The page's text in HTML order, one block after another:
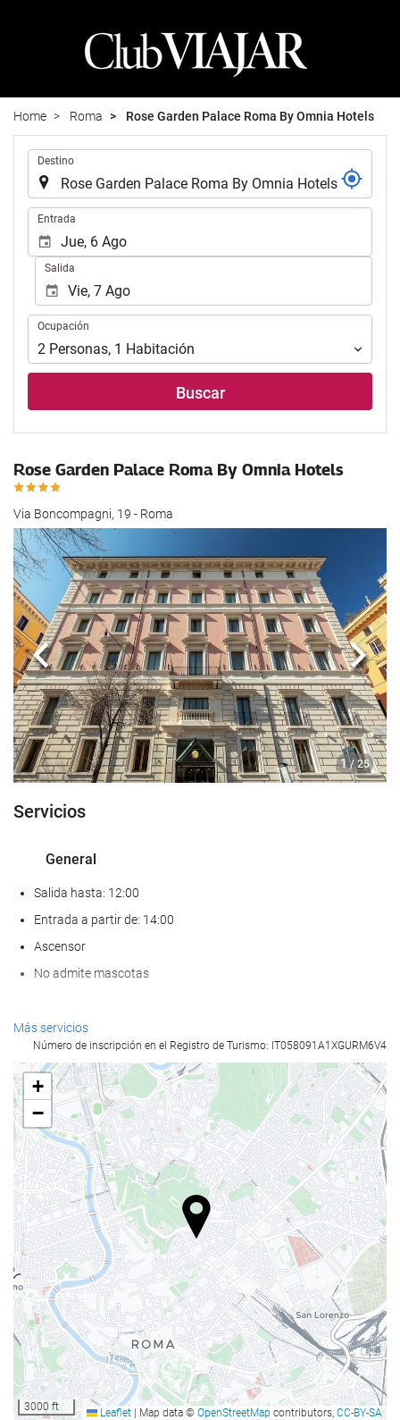
Home Roma Rose Garden Palace Roma By Omnia Hotels
Destino
Entrada
Salida
Ocupación
Ocupación
2 Personas, 1 Habitación
Buscar
Rose Garden Palace Roma By Omnia Hotels
Via Boncompagni, 19 - Roma
1 / 25
Anterior
Servicios
General
Salida hasta: 12:00
Entrada a partir de: 14:00
Ascensor
No admite mascotas
Bienestar
Spa
Sauna
Gimnasio
Servicios de recepción
Recepción 24 horas
Guardaequipaje
Comida y bebida
Restaurante a la carta
Bar
Instalaciones de negocios
Centro de negocios
Más servicios
Número de inscripción en el Registro de Turismo: IT058091A1XGURM6V4
+
−
3000 ft Leaflet Map data © OpenStreetMap contributors, CC-BY-SA